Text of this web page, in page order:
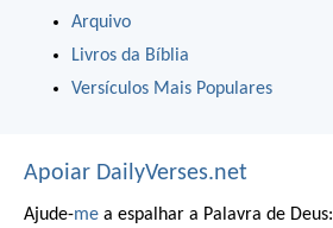
Arquivo
Livros da Bíblia
Versículos Mais Populares
Apoiar DailyVerses.net
Ajude-me a espalhar a Palavra de Deus: